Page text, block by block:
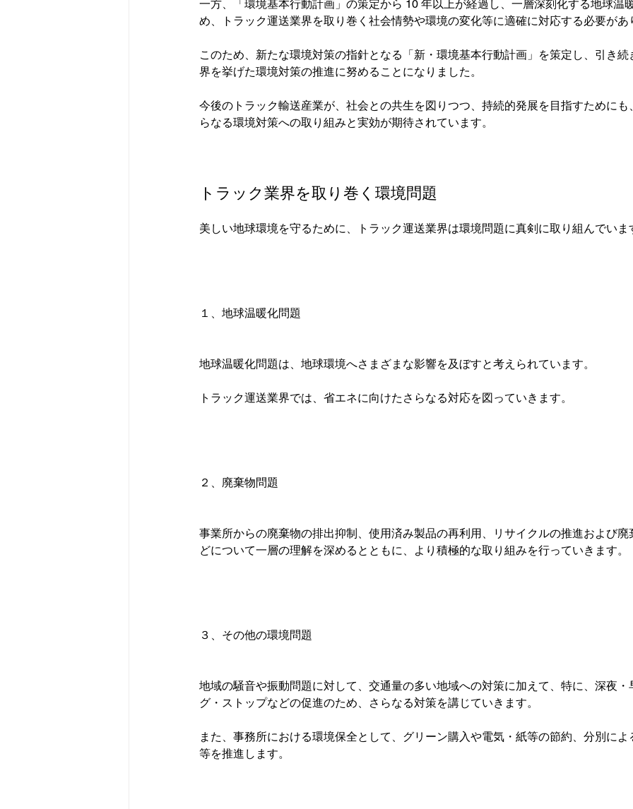
一方、「環境基本行動計画」の策定から 10 年以上が経過し、一層深刻化する地球温
め、トラック運送業界を取り巻く社会情勢や環境の変化等に適確に対応する必要があ
このため、新たな環境対策の指針となる「新・環境基本行動計画」を策定し、引き
界を挙げた環境対策の推進に努めることになりました。
今後のトラック輸送産業が、社会との共生を図りつつ、持続的発展を目指すためにも
らなる環境対策への取り組みと実効が期待されています。
トラック業界を取り巻く環境問題
美しい地球環境を守るために、トラック運送業界は環境問題に真剣に取り組んでいま
１、地球温暖化問題
地球温暖化問題は、地球環境へさまざまな影響を及ぼすと考えられています。
トラック運送業界では、省エネに向けたさらなる対応を図っていきます。
２、廃棄物問題
事業所からの廃棄物の排出抑制、使用済み製品の再利用、リサイクルの推進および廃
どについて一層の理解を深めるとともに、より積極的な取り組みを行っていきます。
３、その他の環境問題
地域の騒音や振動問題に対して、交通量の多い地域への対策に加えて、特に、深夜・
グ・ストップなどの促進のため、さらなる対策を講じていきます。
また、事務所における環境保全として、グリーン購入や電気・紙等の節約、分別に
等を推進します。